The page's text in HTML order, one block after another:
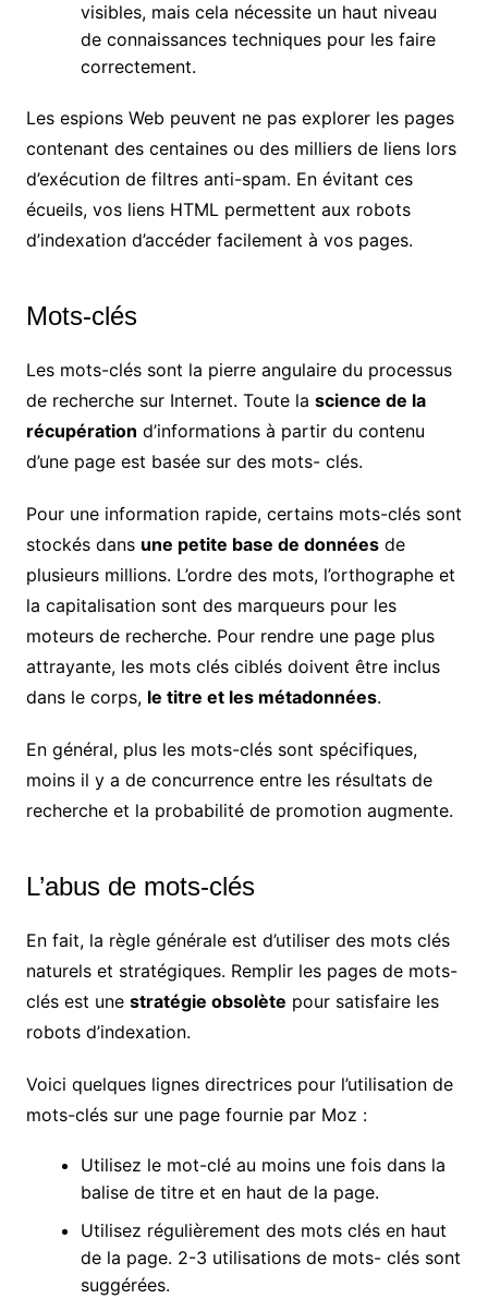
visibles, mais cela nécessite un haut niveau
de connaissances techniques pour les faire
correctement.
Les espions Web peuvent ne pas explorer les pages
contenant des centaines ou des milliers de liens lors
d’exécution de filtres anti-spam. En évitant ces
écueils, vos liens HTML permettent aux robots
d’indexation d’accéder facilement à vos pages.
Mots-clés
Les mots-clés sont la pierre angulaire du processus
de recherche sur Internet. Toute la science de la
récupération d’informations à partir du contenu
d’une page est basée sur des mots- clés.
Pour une information rapide, certains mots-clés sont
stockés dans une petite base de donnéesde
plusieurs millions. L’ordre des mots, l’orthographe et
la capitalisation sont des marqueurs pour les
moteurs de recherche. Pour rendre une page plus
attrayante, les mots clés ciblés doivent être inclus
dans le corps, le titre et les métadonnées.
En général, plus les mots-clés sont spécifiques,
moins il y a de concurrence entre les résultats de
recherche et la probabilité de promotion augmente.
L’abus de mots-clés
En fait, la règle générale est d’utiliser des mots clés
naturels et stratégiques. Remplir les pages de mots-
clés est une stratégie obsolète pour satisfaire les
robots d’indexation.
Voici quelques lignes directrices pour l’utilisation de
mots-clés sur une page fournie par Moz :
Utilisez le mot-clé au moins une fois dans la
balise de titre et en haut de la page.
Utilisez régulièrement des mots clés en haut
de la page. 2-3 utilisations de mots- clés sont
suggérées.